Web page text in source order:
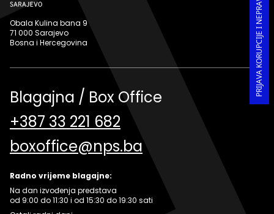
Obala Kulina bana 9
71 000 Sarajevo
Bosna i Hercegovina
Blagajna / Box Office
+387 33 221 682
boxoffice@nps.ba
Radno vrijeme blagajne:
Na dan izvođenja predstava
od 9:00 do 11:30 i od 15:30 do 19:30 sati